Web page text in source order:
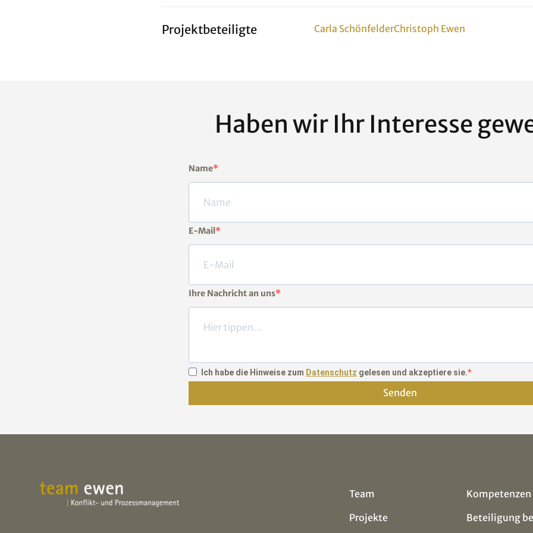
Projektbeteiligte Carla SchönfelderChristoph Ewen
Haben wir Ihr Interesse
Name
E-Mail
Ihre Nachricht an uns
Ich habe die Hinweise zum Datenschutz gelesen und akzeptiere sie.
Senden
Team
Projekte
Kompetenzen
Beteiligung